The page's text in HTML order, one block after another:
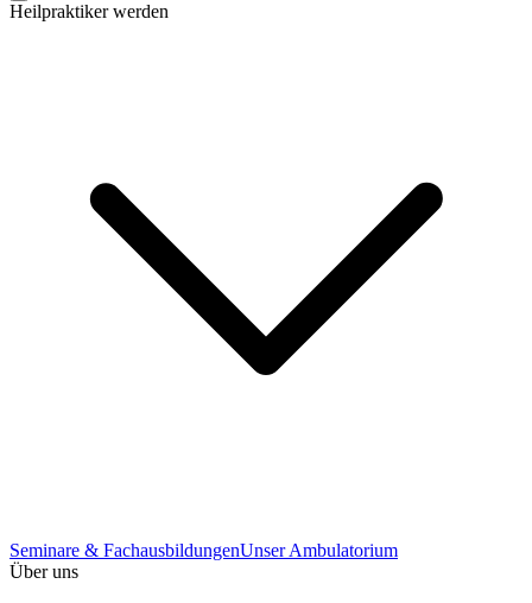
Heilpraktiker werden
Seminare & FachausbildungenUnser Ambulatorium
Über uns